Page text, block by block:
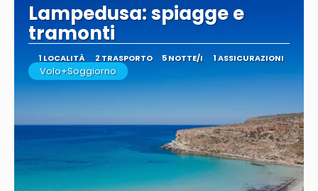
Lampedusa: spiagge e
tramonti
1 LOCALITÀ 2 TRASPORTO 5 NOTTE/I 1 ASSICURAZIONI
Volo+Soggiorno